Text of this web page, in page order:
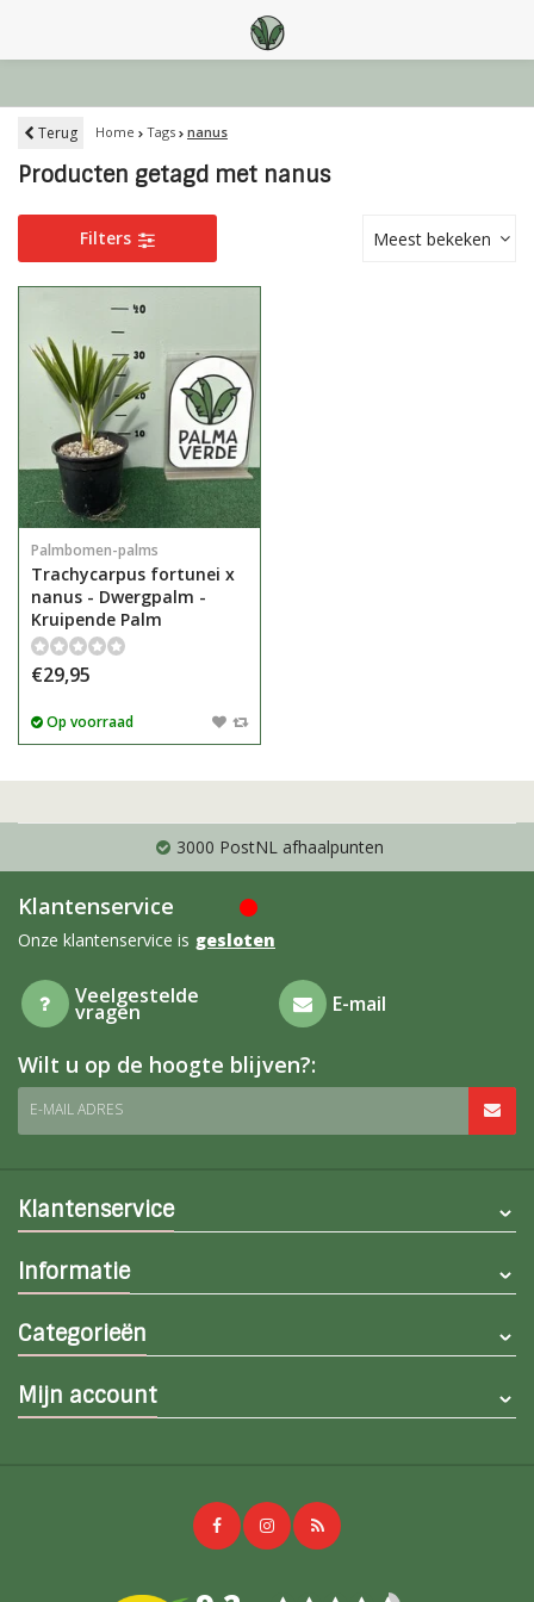
Terug Home Tags nanus
Producten getagd met nanus
Filters Meest bekeken
Palmbomen-palms
Trachycarpus fortunei x
nanus - Dwergpalm -
Kruipende Palm
€29,95
Op voorraad
3000 PostNL afhaalpunten
Klantenservice
Onze klantenservice is gesloten
Veelgestelde
vragen E-mail
Wilt u op de hoogte blijven?:
E-MAIL ADRES
Klantenservice
Informatie
Categorieën
Mijn account